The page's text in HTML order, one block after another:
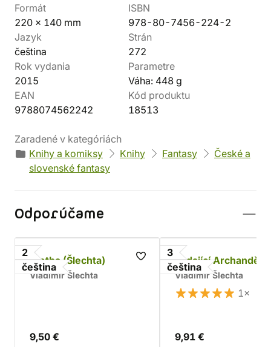
Formát
220 x 140 mm
ISBN
978-80-7456-224-2
Jazyk
čeština
Strán
272
Rok vydania
2015
Parametre
Váha: 448 g
EAN
9788074562242
Kód produktu
18513
Zaradené v kategóriách
Knihy a komiksy
Knihy Fantasy
České a
slovenské fantasy
Odporúčame
2
čeština
Kletba (Šlechta)
Vladimír Šlechta
9,50 €
3
čeština
Padající Archanděl
Vladimír Šlechta
1×
9,91 €